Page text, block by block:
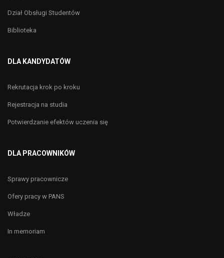
Dział Obsługi Studentów
Biblioteka
DLA KANDYDATÓW
Rekrutacja krok po kroku
Rejestracja na studia
Potwierdzanie efektów uczenia się
DLA PRACOWNIKÓW
Sprawy pracownicze
Ofery pracy w PANS
Władze
In memoriam